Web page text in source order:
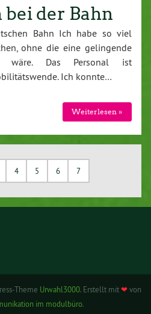
der Bahn
Bahn Ich habe so viel
ohne die eine gelingende
wäre. Das Personal ist
Ich konnte…
Weiterlesen »
4 5 6 7
Theme Urwahl3000. Erstellt mit❤ von
im modulbüro.